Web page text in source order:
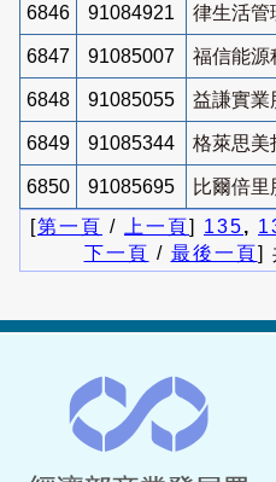
6846 91084921 律生活管
6847 91085007 福信能源
6848 91085055 益謙實業
6849 91085344 格萊思美
6850 91085695
比爾倍里
[第一頁 / 上一頁] 135,
下一頁 / 最後一頁]